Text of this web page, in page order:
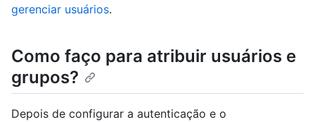
gerenciar usuários.
Como faço para atribuir usuários e
grupos?
Depois de configurar a autenticação e o